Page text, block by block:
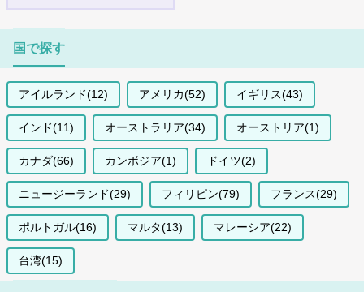
国で探す
アイルランド(12) アメリカ(52) イギリス(43)
インド(11) オーストラリア(34) オーストリア(1)
カナダ(66) カンボジア(1) ドイツ(2)
ニュージーランド(29) フィリピン(79) フランス(29)
ポルトガル(16) マルタ(13) マレーシア(22)
台湾(15)